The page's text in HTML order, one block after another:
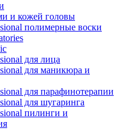
и кожей головы
полимерные воски
для лица
для маникюра и
для парафинотерапии
для шугаринга
пилинги и